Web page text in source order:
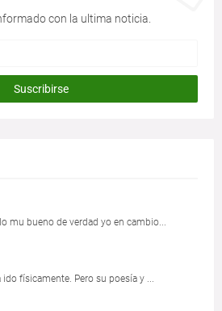
con la ultima noticia.
mu bueno de verdad yo en cambio...
ido físicamente. Pero su poesía y ...